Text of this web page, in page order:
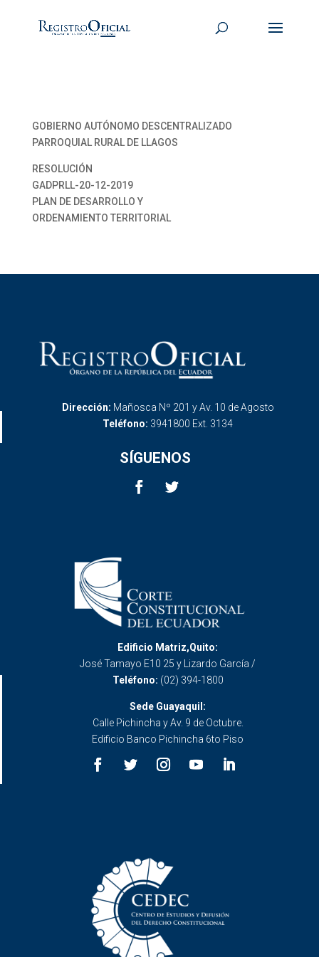
GOBIERNO AUTÓNOMO DESCENTRALIZADO
PARROQUIAL RURAL DE LLAGOS
RESOLUCIÓN
GADPRLL-20-12-2019
PLAN DE DESARROLLO Y
ORDENAMIENTO TERRITORIAL
Dirección: Mañosca Nº 201 y Av. 10 de Agosto
Teléfono: 3941800 Ext. 3134
SÍGUENOS
Edificio Matriz,Quito:
José Tamayo E10 25 y Lizardo García /
Teléfono: (02) 394-1800
Sede Guayaquil:
Calle Pichincha y Av. 9 de Octubre.
Edificio Banco Pichincha 6to Piso